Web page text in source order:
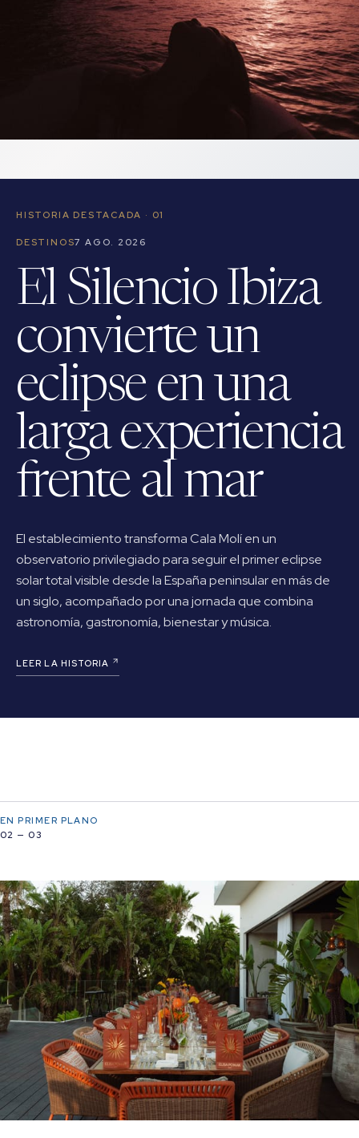
HISTORIA DESTACADA · 01
DESTINOS7 AGO. 2026
El Silencio Ibiza
convierte un
eclipse en una
larga experiencia
frente al mar
El establecimiento transforma Cala Molí en un
observatorio privilegiado para seguir el primer eclipse
solar total visible desde la España peninsular en más de
un siglo, acompañado por una jornada que combina
astronomía, gastronomía, bienestar y música.
LEER LA HISTORIA
EN PRIMER PLANO
02 — 03